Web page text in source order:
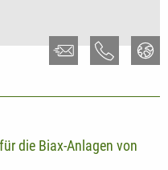
die Biax-Anlagen von